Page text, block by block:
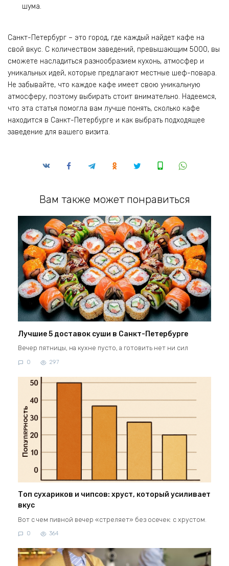
шума.
Санкт-Петербург – это город, где каждый найдет кафе на
свой вкус. С количеством заведений, превышающим 5000, вы
сможете насладиться разнообразием кухонь, атмосфер и
уникальных идей, которые предлагают местные шеф-повара.
Не забывайте, что каждое кафе имеет свою уникальную
атмосферу, поэтому выбирать стоит внимательно. Надеемся,
что эта статья помогла вам лучше понять, сколько кафе
находится в Санкт-Петербурге и как выбрать подходящее
заведение для вашего визита.
Вам также может понравиться
Лучшие 5 доставок суши в Санкт-Петербурге
Вечер пятницы, на кухне пусто, а готовить нет ни сил
0 297
Топ сухариков и чипсов: хруст, который усиливает
вкус
Вот с чем пивной вечер «стреляет» без осечек: с хрустом.
0 364